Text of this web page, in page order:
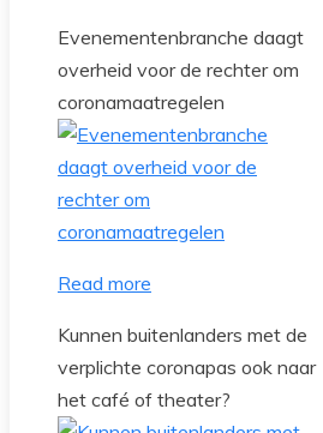
Evenementenbranche daagt
overheid voor de rechter om
coronamaatregelen
Read more
Kunnen buitenlanders met de
verplichte coronapas ook naar
het café of theater?